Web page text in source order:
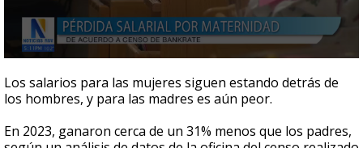
seconds
of
36
Los salarios para las mujeres siguen estando detrás de
los hombres, y para las madres es aún peor.
En 2023, ganaron cerca de un 31% menos que los padres,